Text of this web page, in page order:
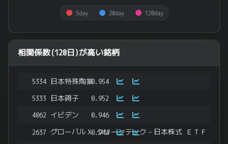
5day 20day 120day
End of interactive chart.
相関係数(120日)が高い銘柄
5334 日本特殊陶業0.954
5333 日本碍子 0.952
4062 イビデン 0.946
2637 グローバルＸ クリーンテック－日本株式 ＥＴＦ
0.944